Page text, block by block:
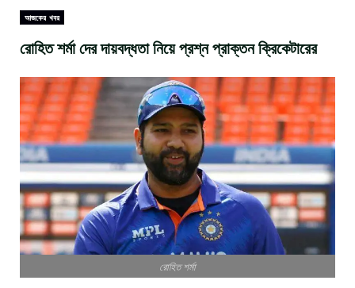
আজকের খবর
রোহিত শর্মা দের দায়বদ্ধতা নিয়ে প্রশ্ন প্রাক্তন ক্রিকেটারের
রোহিত শর্মা